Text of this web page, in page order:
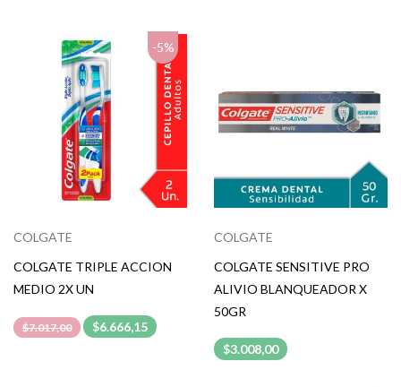
-5%
COLGATE
COLGATE TRIPLE ACCION
MEDIO 2X UN
$7.017,00 $6.666,15
COLGATE
COLGATE SENSITIVE PRO
ALIVIO BLANQUEADOR X
50GR
$3.008,00